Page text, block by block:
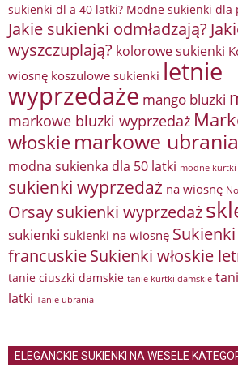
sukienki dl a 40 latki? Modne sukienki dla
Jakie sukienki odmładzają?
wyszczuplają? kolorowe sukienki
wiosnę koszulowe sukienki letnie
wyprzedaże mango bluzki
markowe bluzki wyprzedaż
włoskie markowe
modna sukienka dla 50 latki modne kurtki
sukienki wyprzedaż na wiosnę
Orsay sukienki wyprzedaż
sukienki sukienki na wiosnę
francuskieSukienki włoskie
tanie ciuszki damskie tanie kurtki damskie
latki Tanie ubrania
ELEGANCKIE SUKIENKI NA WESELE